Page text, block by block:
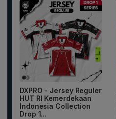
DXPRO - Jersey Reguler
HUT RI Kemerdekaan
Indonesia Collection
Drop 1...